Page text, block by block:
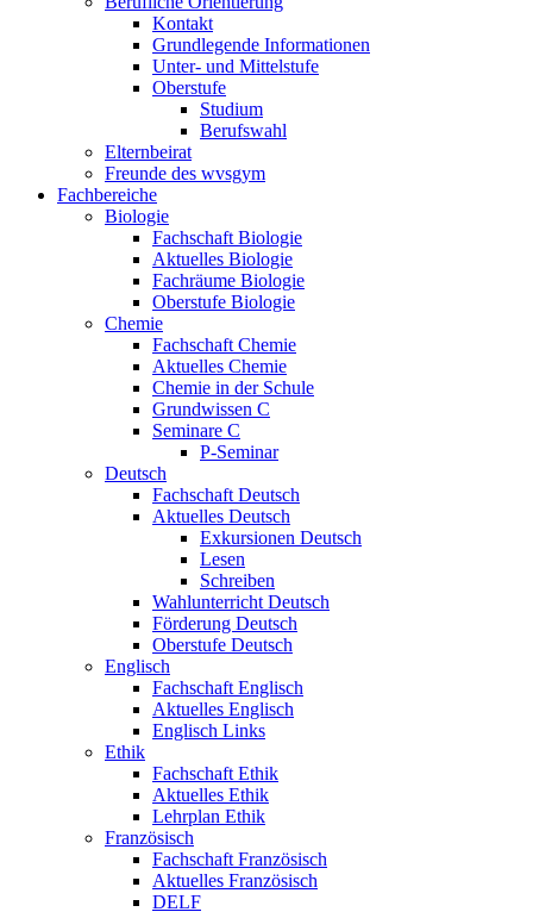
Kontakt
Grundlegende Informationen
Unter- und Mittelstufe
Oberstufe
Studium
Berufswahl
Elternbeirat
Freunde des wvsgym
Fachbereiche
Biologie
Fachschaft Biologie
Aktuelles Biologie
Fachräume Biologie
Oberstufe Biologie
Chemie
Fachschaft Chemie
Aktuelles Chemie
Chemie in der Schule
Grundwissen C
Seminare C
P-Seminar
Deutsch
Fachschaft Deutsch
Aktuelles Deutsch
Exkursionen Deutsch
Lesen
Schreiben
Wahlunterricht Deutsch
Förderung Deutsch
Oberstufe Deutsch
Englisch
Fachschaft Englisch
Aktuelles Englisch
Englisch Links
Ethik
Fachschaft Ethik
Aktuelles Ethik
Lehrplan Ethik
Französisch
Fachschaft Französisch
Aktuelles Französisch
DELF